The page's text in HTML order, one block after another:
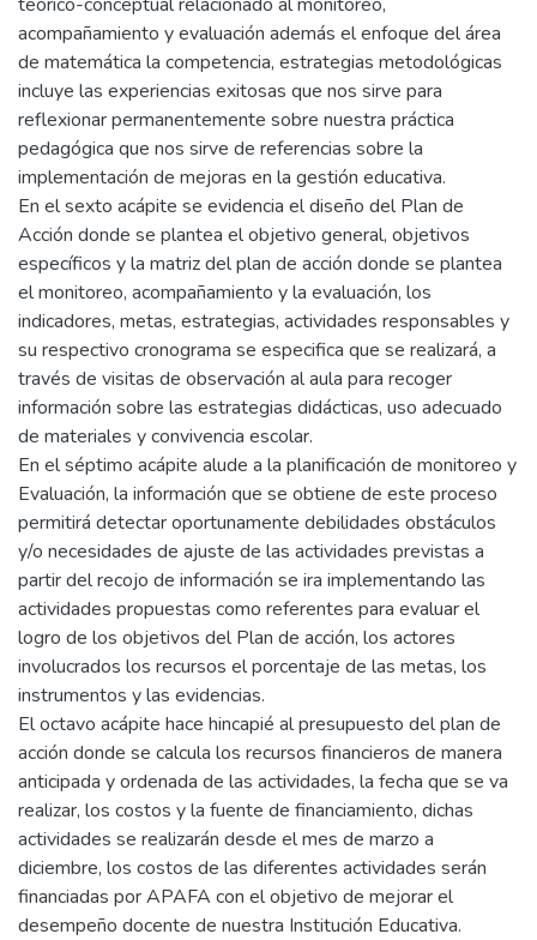
acompañamiento y evaluación además el enfoque del área
de matemática la competencia, estrategias metodológicas
incluye las experiencias exitosas que nos sirve para
reflexionar permanentemente sobre nuestra práctica
pedagógica que nos sirve de referencias sobre la
implementación de mejoras en la gestión educativa.
En el sexto acápite se evidencia el diseño del Plan de
Acción donde se plantea el objetivo general, objetivos
específicos y la matriz del plan de acción donde se plantea
el monitoreo, acompañamiento y la evaluación, los
indicadores, metas, estrategias, actividades responsables y
su respectivo cronograma se especifica que se realizará, a
través de visitas de observación al aula para recoger
información sobre las estrategias didácticas, uso adecuado
de materiales y convivencia escolar.
En el séptimo acápite alude a la planificación de monitoreo y
Evaluación, la información que se obtiene de este proceso
permitirá detectar oportunamente debilidades obstáculos
y/o necesidades de ajuste de las actividades previstas a
partir del recojo de información se ira implementando las
actividades propuestas como referentes para evaluar el
logro de los objetivos del Plan de acción, los actores
involucrados los recursos el porcentaje de las metas, los
instrumentos y las evidencias.
El octavo acápite hace hincapié al presupuesto del plan de
acción donde se calcula los recursos financieros de manera
anticipada y ordenada de las actividades, la fecha que se va
realizar, los costos y la fuente de financiamiento, dichas
actividades se realizarán desde el mes de marzo a
diciembre, los costos de las diferentes actividades serán
financiadas por APAFA con el objetivo de mejorar el
desempeño docente de nuestra Institución Educativa.